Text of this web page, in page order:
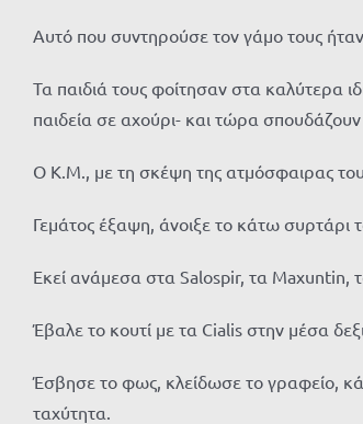
Αυτό που συντηρούσε τον γάμο τους
Τα παιδιά τους φοίτησαν στα καλύτερα
παιδεία σε αχούρι- και τώρα
Ο Κ.Μ., με τη σκέψη της ατμόσφαιρας του
Γεμάτος έξαψη, άνοιξε το κάτω συρτάρι
Εκεί ανάμεσα στα Salospir, τα Maxuntin,
Έβαλε το κουτί με τα Cialis στην μέσα
Έσβησε το φως, κλείδωσε το γραφείο,
ταχύτητα.